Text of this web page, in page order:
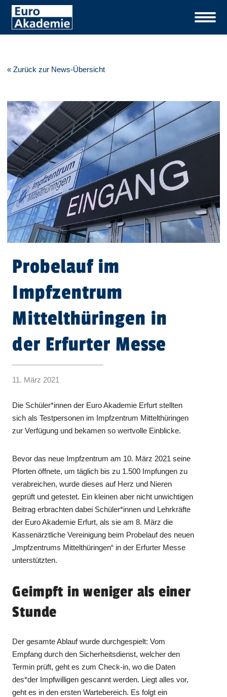
« Zurück zur News-Übersicht
Probelauf im
Impfzentrum
Mittelthüringen in
der Erfurter Messe
11. März 2021
Die Schüler*innen der Euro Akademie Erfurt stellten
sich als Testpersonen im Impfzentrum Mittelthüringen
zur Verfügung und bekamen so wertvolle Einblicke.
Bevor das neue Impfzentrum am 10. März 2021 seine
Pforten öffnete, um täglich bis zu 1.500 Impfungen zu
verabreichen, wurde dieses auf Herz und Nieren
geprüft und getestet. Ein kleinen aber nicht unwichtigen
Beitrag erbrachten dabei Schüler*innen und Lehrkräfte
der Euro Akademie Erfurt, als sie am 8. März die
Kassenärztliche Vereinigung beim Probelauf des neuen
„Impfzentrums Mittelthüringen“ in der Erfurter Messe
unterstützten.
Geimpft in weniger als einer
Stunde
Der gesamte Ablauf wurde durchgespielt: Vom
Empfang durch den Sicherheitsdienst, welcher den
Termin prüft, geht es zum Check-in, wo die Daten
des*der Impfwilligen gescannt werden. Liegt alles vor,
geht es in den ersten Wartebereich. Es folgt ein